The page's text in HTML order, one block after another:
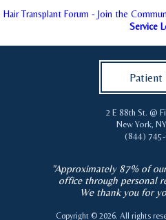
Hair Transplant Forum - Join the
Service
Patient
2 E 88th St. @
New York, NY
(844)
"Approximately 87% of
office through personal
We thank you for
Copyright © 2026. All rights